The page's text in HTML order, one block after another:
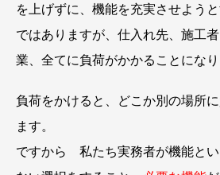
を上げずに、機能を充実させよう
ではありますが、仕入れ先、施工
業、全てに負荷がかかることになり
負荷をかけると、どこか別の場所
ます。
ですから 私たち実務者が機能と